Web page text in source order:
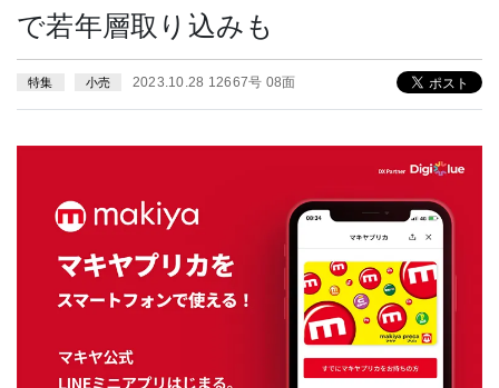
で若年層取り込みも
特集 小売 2023.10.28 12667号 08面